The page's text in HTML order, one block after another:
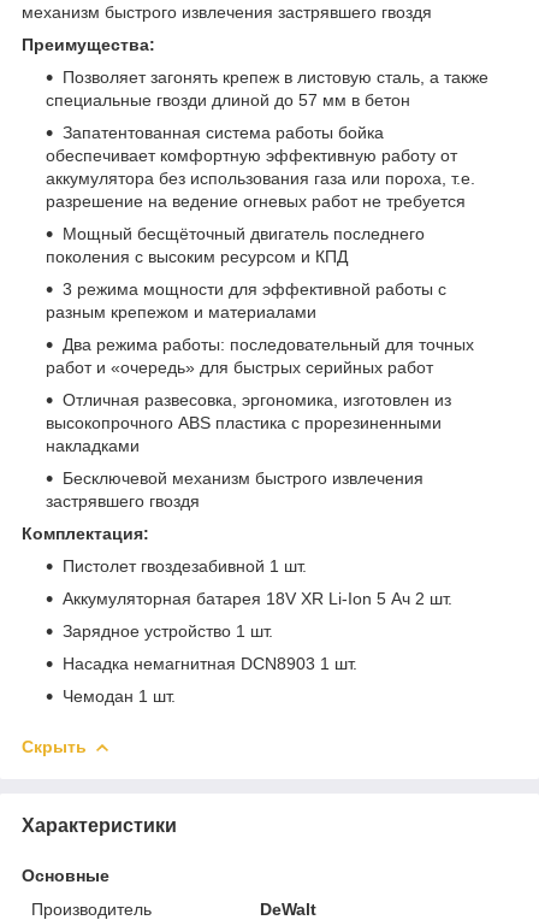
механизм быстрого извлечения застрявшего гвоздя
Преимущества:
Позволяет загонять крепеж в листовую сталь, а также
специальные гвозди длиной до 57 мм в бетон
Запатентованная система работы бойка
обеспечивает комфортную эффективную работу от
аккумулятора без использования газа или пороха, т.е.
разрешение на ведение огневых работ не требуется
Мощный бесщёточный двигатель последнего
поколения с высоким ресурсом и КПД
3 режима мощности для эффективной работы с
разным крепежом и материалами
Два режима работы: последовательный для точных
работ и «очередь» для быстрых серийных работ
Отличная развесовка, эргономика, изготовлен из
высокопрочного ABS пластика с прорезиненными
накладками
Бесключевой механизм быстрого извлечения
застрявшего гвоздя
Комплектация:
Пистолет гвоздезабивной 1 шт.
Аккумуляторная батарея 18V XR Li-Ion 5 Ач 2 шт.
Зарядное устройство 1 шт.
Насадка немагнитная DCN8903 1 шт.
Чемодан 1 шт.
Скрыть
Характеристики
Основные
Производитель
DeWalt